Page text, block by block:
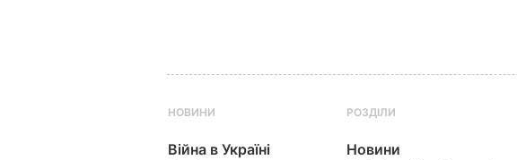
НОВИНИ
Війна в Україні
РОЗДІЛИ
Новини